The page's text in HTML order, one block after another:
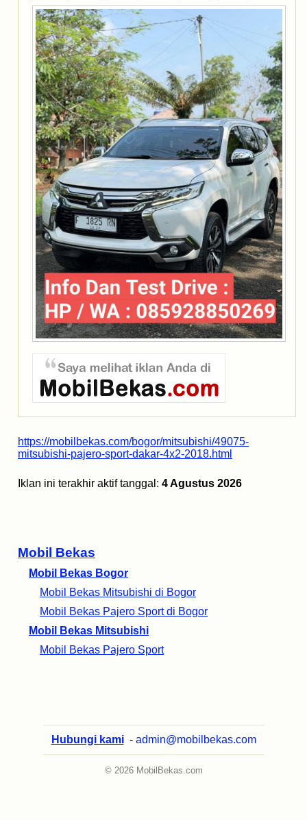
Mobil Bekas
Mobil Bekas Bogor
Mobil Bekas Mitsubishi di Bogor
Mobil Bekas Pajero Sport di Bogor
Mobil Bekas Mitsubishi
Mobil Bekas Pajero Sport
https://mobilbekas.com/bogor/mitsubishi/49075-
mitsubishi-pajero-sport-dakar-4x2-2018.html
Iklan ini terakhir aktif tanggal: 4 Agustus 2026
Hubungi kami - admin@mobilbekas.com
© 2026 MobilBekas.com